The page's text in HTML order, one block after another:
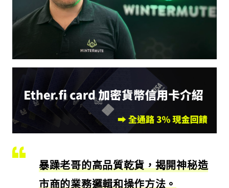
暴躁老哥的高品質乾貨，揭開神秘造
市商的業務邏輯和操作方法。